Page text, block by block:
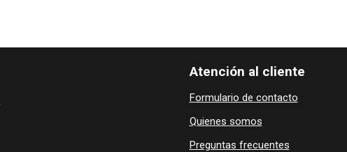
Atención al cliente
Formulario de contacto
Quienes ​som​​​os
Preguntas frecuentes